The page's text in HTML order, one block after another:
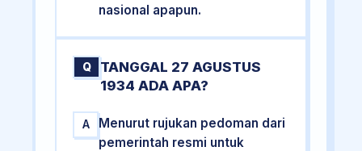
nasional apapun.
Q
TANGGAL 27 AGUSTUS
1934 ADA APA?
A
Menurut rujukan pedoman dari
pemerintah resmi untuk